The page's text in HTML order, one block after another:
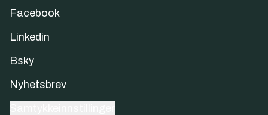
Facebook
Linkedin
Bsky
Nyhetsbrev